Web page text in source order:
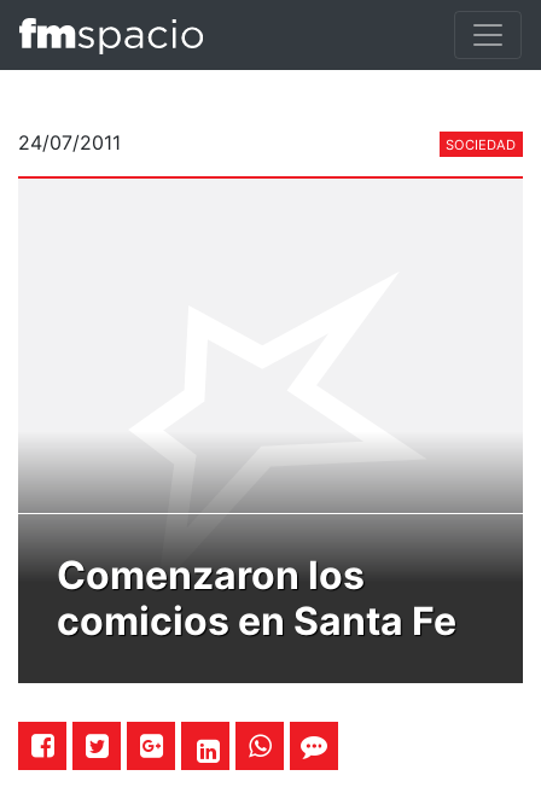
24/07/2011 SOCIEDAD
Comenzaron los
comicios en Santa Fe